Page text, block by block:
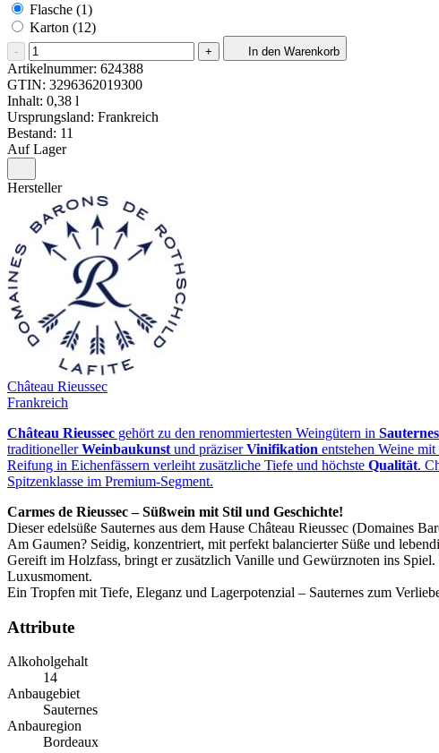
Flasche (1)
Karton (12)
- + In den Warenkorb
Artikelnummer: 624388
GTIN: 3296362019300
Inhalt: 0,38 l
Ursprungsland: Frankreich
Bestand: 11
Auf Lager
Hersteller
Château Rieussec
Frankreich
Château Rieussec gehört zu den renommiertesten Weingütern in Sauternes
traditionellerWeinbaukunst und präziserVinifikation entstehen Weine
Reifung in Eichenfässern verleiht zusätzliche Tiefe und höchste Qualität.
Spitzenklasse im Premium‑Segment.
Carmes de Rieussec – Süßwein mit Stil und Geschichte!
Dieser edelsüße Sauternes aus dem Hause Château Rieussec
Am Gaumen? Seidig, konzentriert, mit perfekt balancierter Süße und
Gereift im Holzfass, bringt er zusätzlich Vanille und Gewürznoten ins
Luxusmoment.
Ein Tropfen mit Tiefe, Eleganz und Lagerpotenzial – Sauternes zum
Attribute
Alkoholgehalt
14
Anbaugebiet
Sauternes
Anbauregion
Bordeaux